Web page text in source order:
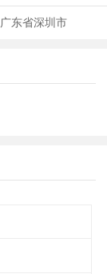
广东省深圳市